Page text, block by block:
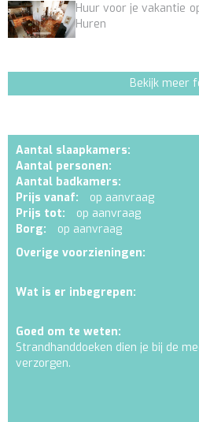
Huur voor je vakantie
Huren
Bekijk meer
Aantal slaapkamers:
Aantal personen:
Aantal badkamers:
Prijs vanaf:
op aanvraag
Prijs tot:
op aanvraag
Borg:
op aanvraag
Overige voorzieningen:
Wat is er inbegrepen:
Goed om te weten:
Strandhanddoeken dien je bij de
verzorgen.